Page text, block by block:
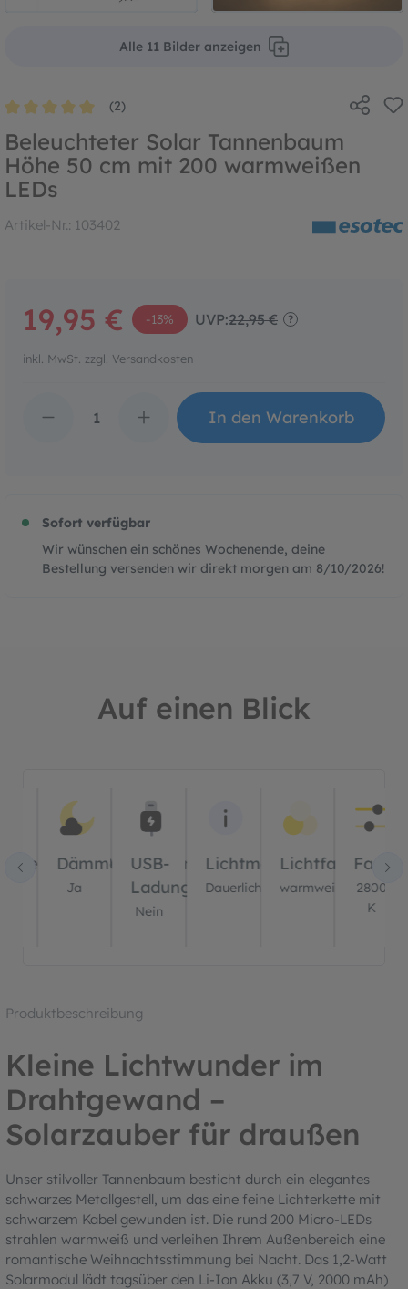
Alle 11 Bilder anzeigen
(2)
Beleuchteter Solar Tannenbaum
Höhe 50 cm mit 200 warmweißen
LEDs
Artikel-Nr.: 103402
19,95 € -13% UVP:22,95 € ?
inkl. MwSt. zzgl. Versandkosten
Produkt Anzahl: Gib
In den Warenkorb
Sofort verfügbar
Wir wünschen ein schönes Wochenende, deine
Bestellung versenden wir direkt morgen am 8/10/2026!
Auf einen Blick
Dämmerungssensor?
Ja
USB-
Ladung?
Nein
Lichtmodus
Dauerlicht
Lichtfarbe(n)
warmweiß
2800
K
Produktbeschreibung
Kleine Lichtwunder im
Drahtgewand –
Solarzauber für draußen
Unser stilvoller Tannenbaum besticht durch ein elegantes
schwarzes Metallgestell, um das eine feine Lichterkette mit
schwarzem Kabel gewunden ist. Die rund 200 Micro-LEDs
strahlen warmweiß und verleihen Ihrem Außenbereich eine
romantische Weihnachtsstimmung bei Nacht. Das 1,2-Watt
Solarmodul lädt tagsüber den Li-Ion Akku (3,7 V, 2000 mAh)